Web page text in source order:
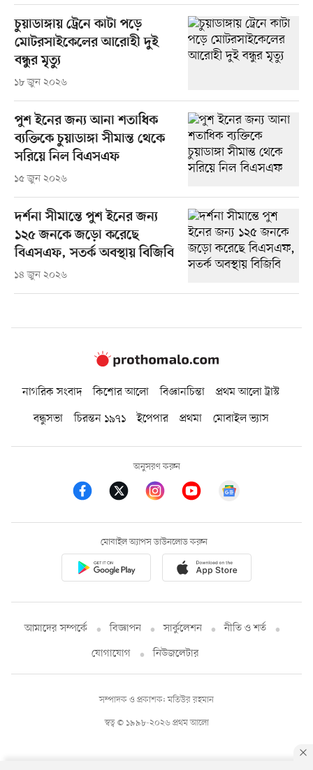
চুয়াডাঙ্গায় ট্রেনে কাটা পড়ে
মোটরসাইকেলের আরোহী দুই
বন্ধুর মৃত্যু
১৮ জুন ২০২৬
পুশ ইনের জন্য আনা শতাধিক
ব্যক্তিকে চুয়াডাঙ্গা সীমান্ত থেকে
সরিয়ে নিল বিএসএফ
১৫ জুন ২০২৬
দর্শনা সীমান্তে পুশ ইনের জন্য
১২৫ জনকে জড়ো করেছে
বিএসএফ, সতর্ক অবস্থায় বিজিবি
১৪ জুন ২০২৬
নাগরিক সংবাদ কিশোর আলো বিজ্ঞানচিন্তা
প্রথম আলো ট্রাস্ট
বন্ধুসভা
চিরন্তন ১৯৭১ ইপেপার প্রথমা মোবাইল ভ্যাস
অনুসরণ করুন
মোবাইল অ্যাপস ডাউনলোড করুন
আমাদের সম্পর্কে বিজ্ঞাপন সার্কুলেশন
নীতি ও শর্ত
যোগাযোগ
নিউজলেটার
স্বত্ব © ১৯৯৮-২০২৬ প্রথম আলো
সম্পাদক ও প্রকাশক: মতিউর রহমান